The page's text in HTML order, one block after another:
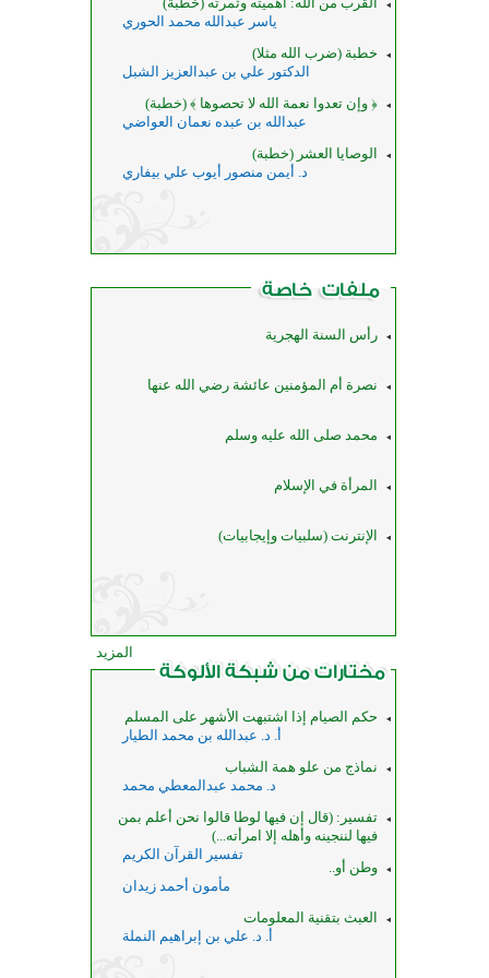
د. أمير بن محمد المدري
إبادة المجتمع (خطبة)
الداعية عبدالعزيز بن صالح الكنهل
وجوه من صمت الروح: الوجه: حين
نوال محمد سعيد حدور
الوحش الخفي
فاطمة عبدالمقصود
"حتى لا يعقروا ضروع مواشيهم إذا
الصدق مع الله (خطبة)
ياسر عبدالله محمد الحوري
خطبة (ضرب الله مثلا)
الدكتور علي بن عبدالعزيز الشبل
﴿ وإن تعدوا نعمة الله لا تحصوها ﴾ (خطبة)
عبدالله بن عبده نعمان العواضي
الوصايا العشر (خطبة)
د. أيمن منصور أيوب علي بيفاري
رأس السنة الهجرية
نصرة أم المؤمنين عائشة رضي الله عنها
محمد صلى الله عليه وسلم
المرأة في الإسلام
الإنترنت (سلبيات وإيجابيات)
المزيد
حكم الصيام إذا اشتبهت الأشهر على المسلم
أ. د. عبدالله بن محمد الطيار
نماذج من علو همة الشباب
د. محمد عبدالمعطي محمد
تفسير: (قال إن فيها لوطا قالوا نحن أعلم بمن
فيها لننجينه وأهله إلا امرأته...)
تفسير القرآن الكريم
وطن أو..
مأمون أحمد زيدان
العبث بتقنية المعلومات
أ. د. علي بن إبراهيم النملة